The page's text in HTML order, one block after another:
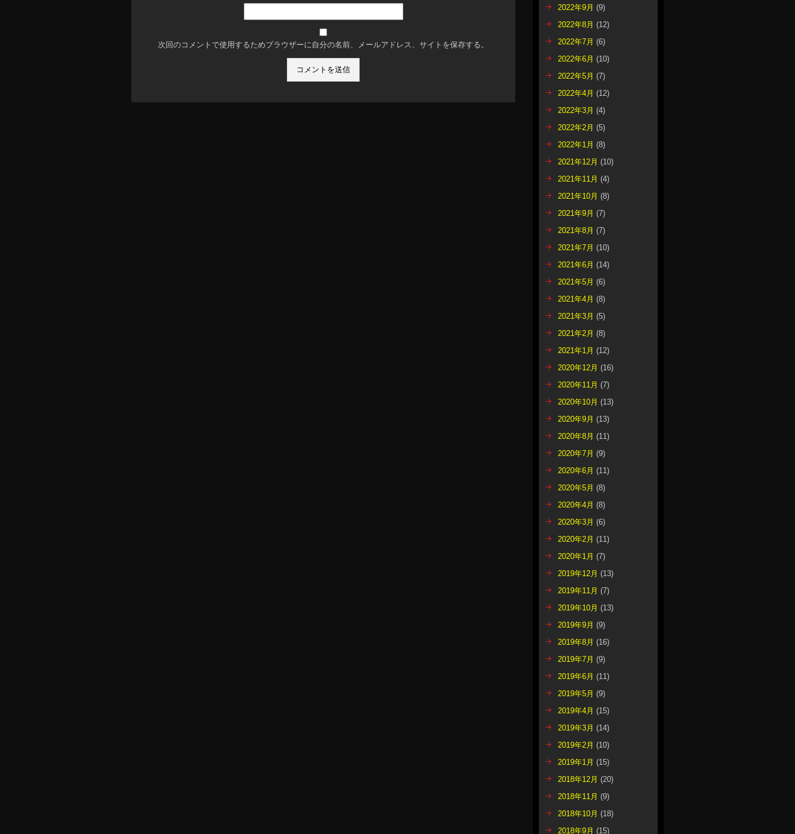
次回のコメントで使用するためブラウザーに自分の名前、メールアドレス、サイトを保存する。
2022年9月 (9)
2022年8月 (12)
2022年7月 (6)
2022年6月 (10)
2022年5月 (7)
2022年4月 (12)
2022年3月 (4)
2022年2月 (5)
2022年1月 (8)
2021年12月 (10)
2021年11月 (4)
2021年10月 (8)
2021年9月 (7)
2021年8月 (7)
2021年7月 (10)
2021年6月 (14)
2021年5月 (6)
2021年4月 (8)
2021年3月 (5)
2021年2月 (8)
2021年1月 (12)
2020年12月 (16)
2020年11月 (7)
2020年10月 (13)
2020年9月 (13)
2020年8月 (11)
2020年7月 (9)
2020年6月 (11)
2020年5月 (8)
2020年4月 (8)
2020年3月 (6)
2020年2月 (11)
2020年1月 (7)
2019年12月 (13)
2019年11月 (7)
2019年10月 (13)
2019年9月 (9)
2019年8月 (16)
2019年7月 (9)
2019年6月 (11)
2019年5月 (9)
2019年4月 (15)
2019年3月 (14)
2019年2月 (10)
2019年1月 (15)
2018年12月 (20)
2018年11月 (9)
2018年10月 (18)
2018年9月 (15)